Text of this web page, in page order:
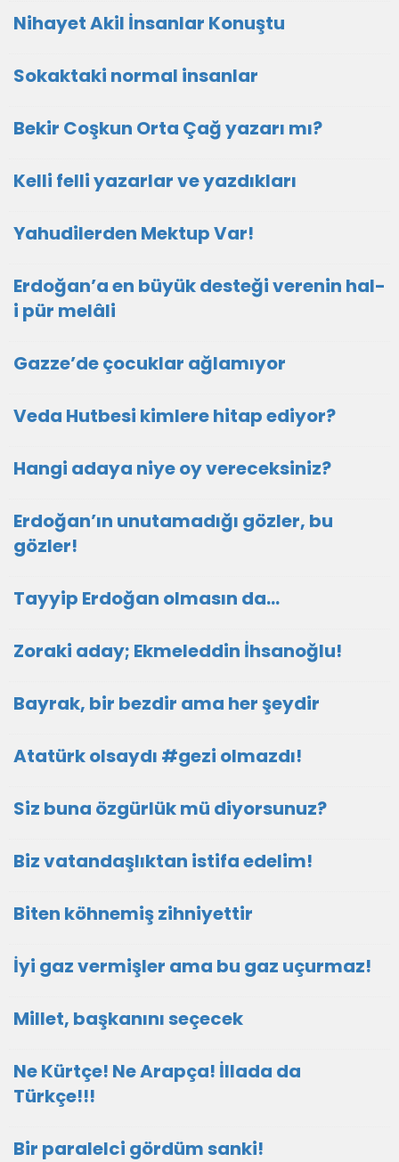
Nihayet Akil İnsanlar Konuştu
Sokaktaki normal insanlar
Bekir Coşkun Orta Çağ yazarı mı?
Kelli felli yazarlar ve yazdıkları
Yahudilerden Mektup Var!
Erdoğan’a en büyük desteği verenin hal-
i pür melâli
Gazze’de çocuklar ağlamıyor
Veda Hutbesi kimlere hitap ediyor?
Hangi adaya niye oy vereceksiniz?
Erdoğan’ın unutamadığı gözler, bu
gözler!
Tayyip Erdoğan olmasın da…
Zoraki aday; Ekmeleddin İhsanoğlu!
Bayrak, bir bezdir ama her şeydir
Atatürk olsaydı #gezi olmazdı!
Siz buna özgürlük mü diyorsunuz?
Biz vatandaşlıktan istifa edelim!
Biten köhnemiş zihniyettir
İyi gaz vermişler ama bu gaz uçurmaz!
Millet, başkanını seçecek
Ne Kürtçe! Ne Arapça! İllada da
Türkçe!!!
Bir paralelci gördüm sanki!